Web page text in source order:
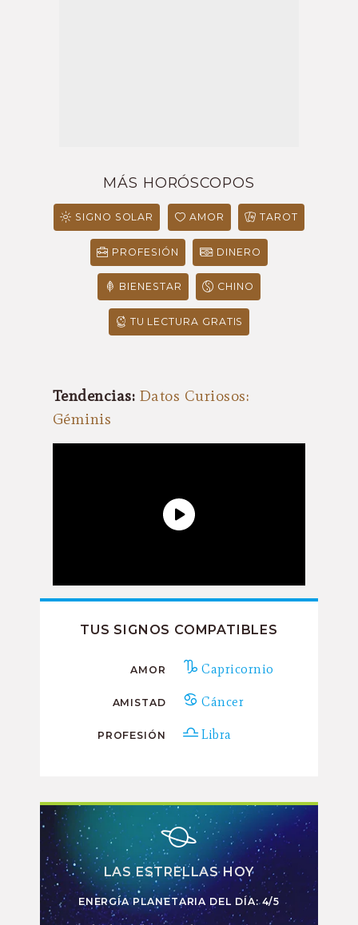
MÁS HORÓSCOPOS
SIGNO SOLAR AMOR TAROT
PROFESIÓN DINERO
BIENESTAR CHINO
TU LECTURA GRATIS
Tendencias: Datos Curiosos:
Géminis
TUS SIGNOS COMPATIBLES
AMOR Capricornio
AMISTAD Cáncer
PROFESIÓN Libra
LAS ESTRELLAS HOY
ENERGÍA PLANETARIA DEL DÍA: 4/5